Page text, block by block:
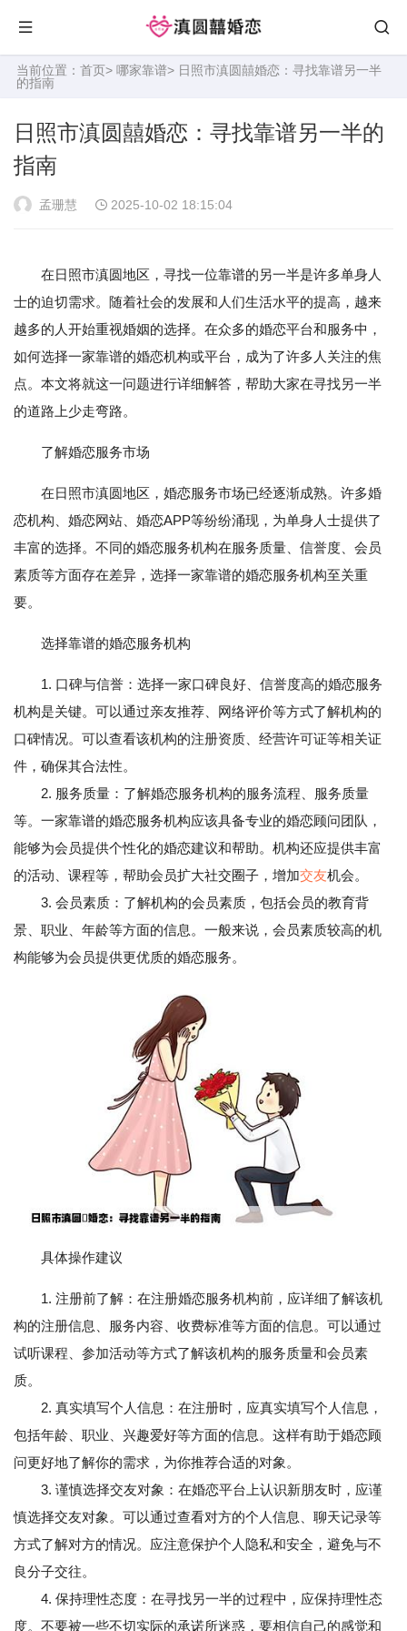
当前位置： 首页> 哪家靠谱> 日照市滇圆囍婚恋：寻找靠谱另一半
的指南
日照市滇圆囍婚恋：寻找靠谱另一半的
指南
孟珊慧 2025-10-02 18:15:04
在日照市滇圆地区，寻找一位靠谱的另一半是许多单身人
士的迫切需求。随着社会的发展和人们生活水平的提高，越来
越多的人开始重视婚姻的选择。在众多的婚恋平台和服务中，
如何选择一家靠谱的婚恋机构或平台，成为了许多人关注的焦
点。本文将就这一问题进行详细解答，帮助大家在寻找另一半
的道路上少走弯路。
了解婚恋服务市场
在日照市滇圆地区，婚恋服务市场已经逐渐成熟。许多婚
恋机构、婚恋网站、婚恋APP等纷纷涌现，为单身人士提供了
丰富的选择。不同的婚恋服务机构在服务质量、信誉度、会员
素质等方面存在差异，选择一家靠谱的婚恋服务机构至关重
要。
选择靠谱的婚恋服务机构
1. 口碑与信誉：选择一家口碑良好、信誉度高的婚恋服务
机构是关键。可以通过亲友推荐、网络评价等方式了解机构的
口碑情况。可以查看该机构的注册资质、经营许可证等相关证
件，确保其合法性。
2. 服务质量：了解婚恋服务机构的服务流程、服务质量
等。一家靠谱的婚恋服务机构应该具备专业的婚恋顾问团队，
能够为会员提供个性化的婚恋建议和帮助。机构还应提供丰富
的活动、课程等，帮助会员扩大社交圈子，增加交友机会。
3. 会员素质：了解机构的会员素质，包括会员的教育背
景、职业、年龄等方面的信息。一般来说，会员素质较高的机
构能够为会员提供更优质的婚恋服务。
具体操作建议
1. 注册前了解：在注册婚恋服务机构前，应详细了解该机
构的注册信息、服务内容、收费标准等方面的信息。可以通过
试听课程、参加活动等方式了解该机构的服务质量和会员素
质。
2. 真实填写个人信息：在注册时，应真实填写个人信息，
包括年龄、职业、兴趣爱好等方面的信息。这样有助于婚恋顾
问更好地了解你的需求，为你推荐合适的对象。
3. 谨慎选择交友对象：在婚恋平台上认识新朋友时，应谨
慎选择交友对象。可以通过查看对方的个人信息、聊天记录等
方式了解对方的情况。应注意保护个人隐私和安全，避免与不
良分子交往。
4. 保持理性态度：在寻找另一半的过程中，应保持理性态
度。不要被一些不切实际的承诺所迷惑，要相信自己的感觉和